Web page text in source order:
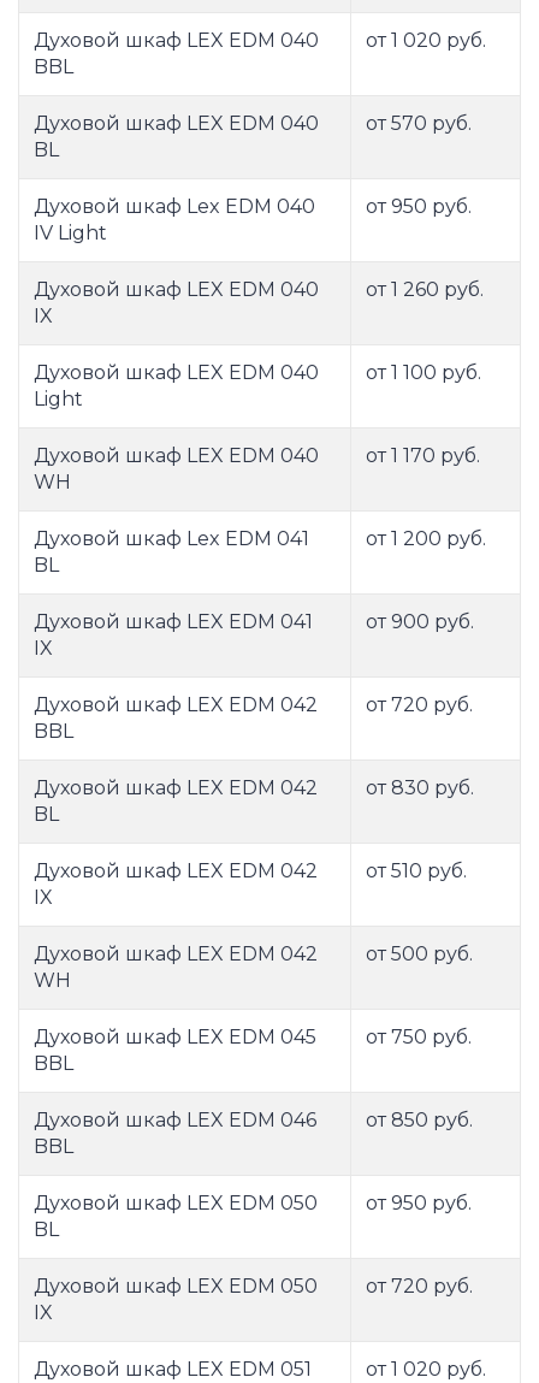
Духовой шкаф LEX EDM 040
BBL
от 1 020 руб.
Духовой шкаф LEX EDM 040
BL
от 570 руб.
Духовой шкаф Lex EDM 040
IV Light
от 950 руб.
Духовой шкаф LEX EDM 040
IX
от 1 260 руб.
Духовой шкаф LEX EDM 040
Light
от 1 100 руб.
Духовой шкаф LEX EDM 040
WH
от 1 170 руб.
Духовой шкаф Lex EDM 041
BL
от 1 200 руб.
Духовой шкаф LEX EDM 041
IX
от 900 руб.
Духовой шкаф LEX EDM 042
BBL
от 720 руб.
Духовой шкаф LEX EDM 042
BL
от 830 руб.
Духовой шкаф LEX EDM 042
IX
от 510 руб.
Духовой шкаф LEX EDM 042
WH
от 500 руб.
Духовой шкаф LEX EDM 045
BBL
от 750 руб.
Духовой шкаф LEX EDM 046
BBL
от 850 руб.
Духовой шкаф LEX EDM 050
BL
от 950 руб.
Духовой шкаф LEX EDM 050
IX
от 720 руб.
Духовой шкаф LEX EDM 051
от 1 020 руб.